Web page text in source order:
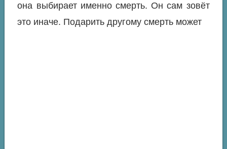
она выбирает именно смерть. Он сам зовёт
это иначе. Подарить другому смерть может